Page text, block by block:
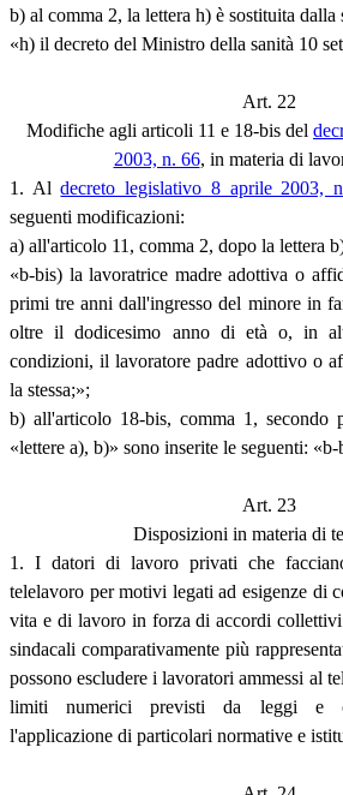
b) al comma 2, la lettera h) è sostituita dalla
«h) il decreto del Ministro della sanità 10
Art. 22
Modifiche agli articoli 11 e 18-bis del
2003, n. 66, in materia di
1. Aldecreto legislativo 8 aprile 2003,
seguenti modificazioni:
a) all'articolo 11, comma 2, dopo la lettera
«b-bis) la lavoratrice madre adottiva o
primi tre anni dall'ingresso del minore in
oltre il dodicesimo anno di età o, in
condizioni, il lavoratore padre adottivo o
la stessa;»;
b) all'articolo 18-bis, comma 1, secondo
«lettere a), b)» sono inserite le seguenti: «b-
Art. 23
Disposizioni in materia di
1. I datori di lavoro privati che
telelavoro per motivi legati ad esigenze di
vita e di lavoro in forza di accordi
sindacali comparativamente più
possono escludere i lavoratori ammessi al
limiti numerici previsti da leggi e
l'applicazione di particolari normative e